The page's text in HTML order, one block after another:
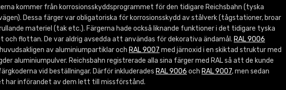
kommer från korrosionsskyddsprogrammet för den tidigare Reichsbahn (tyska
Dessa färger var obligatoriska för korrosionsskydd av stålverk (tågstationer, broar
materiel (tak etc.). Färgerna hade också liknande funktioner i det tidigare tyska
och flottan. De var aldrig avsedda att användas för dekorativa ändamål. RAL 9006
av aluminiumpartiklar och RAL 9007 med järnoxid i en skiktad struktur med
aluminiumpulver. Reichsbahn registrerade alla sina färger med RAL så att de kunde
vid beställningar. Därför inkluderades RAL 9006 och RAL 9007, men sedan
har införandet av dem lett till missförstånd.